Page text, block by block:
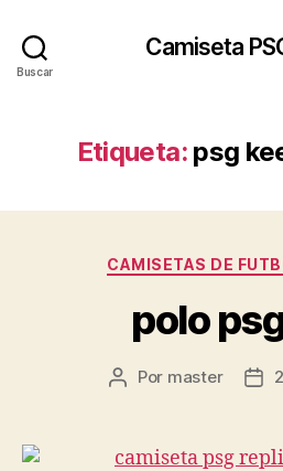
Buscar
Camiseta
Etiqueta: psg
CAMISETAS DE
polo
Autor
entrada
Por master